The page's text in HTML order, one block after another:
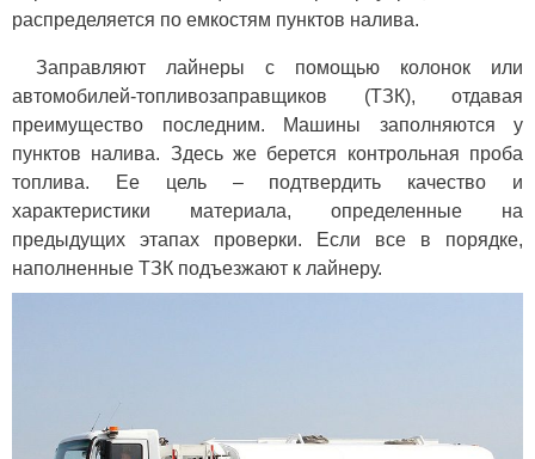
распределяется по емкостям пунктов налива.
Заправляют лайнеры с помощью колонок или
автомобилей-топливозаправщиков (ТЗК), отдавая
преимущество последним. Машины заполняются у
пунктов налива. Здесь же берется контрольная проба
топлива. Ее цель – подтвердить качество и
характеристики материала, определенные на
предыдущих этапах проверки. Если все в порядке,
наполненные ТЗК подъезжают к лайнеру.